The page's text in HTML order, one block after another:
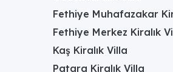
Fethiye Muhafazakar
Fethiye Merkez Kiralık
Kaş Kiralık Villa
Patara Kiralık Villa